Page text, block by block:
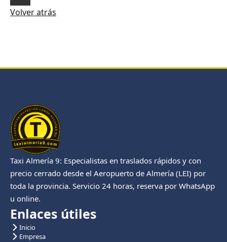
Volver atrás
Taxi Almería 9: Especialistas en traslados rápidos y con
precio cerrado desde el Aeropuerto de Almería (LEI) por
toda la provincia. Servicio 24 horas, reserva por WhatsApp
u online.
Enlaces útiles
Inicio
Empresa